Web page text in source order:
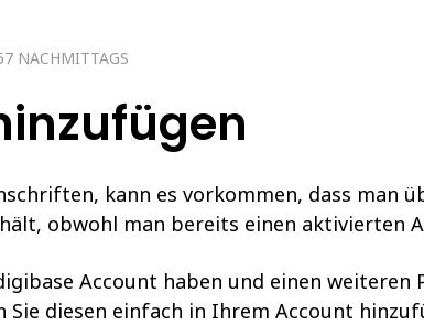
NACHMITTAGS
kann es vorkommen, dass man
obwohl man bereits einen aktivierten
Account haben und einen
diesen einfach in Ihrem Account